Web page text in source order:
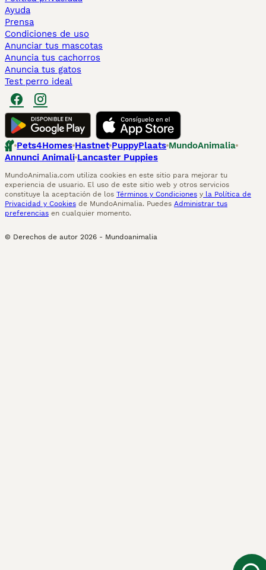
Ayuda
Prensa
Condiciones de uso
Anunciar tus mascotas
Anuncia tus cachorros
Anuncia tus gatos
Test perro ideal
Pets4Homes Hastnet PuppyPlaats MundoAnimalia
Annunci Animali Lancaster Puppies
MundoAnimalia.com utiliza cookies en este sitio para mejorar tu
experiencia de usuario. El uso de este sitio web y otros servicios
constituye la aceptación de los Términos y Condiciones y la Política de
Privacidad y Cookies de MundoAnimalia. Puedes Administrar tus
preferencias en cualquier momento.
© Derechos de autor 2026 - Mundoanimalia